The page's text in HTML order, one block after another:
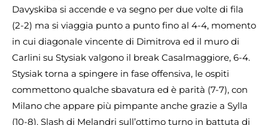
Davyskiba si accende e va segno per due volte di fila
(2-2) ma si viaggia punto a punto fino al 4-4, momento
in cui diagonale vincente di Dimitrova ed il muro di
Carlini su Stysiak valgono il break Casalmaggiore, 6-4.
Stysiak torna a spingere in fase offensiva, le ospiti
commettono qualche sbavatura ed è parità (7-7), con
Milano che appare più pimpante anche grazie a Sylla
(10-8). Slash di Melandri sull’ottimo turno in battuta di